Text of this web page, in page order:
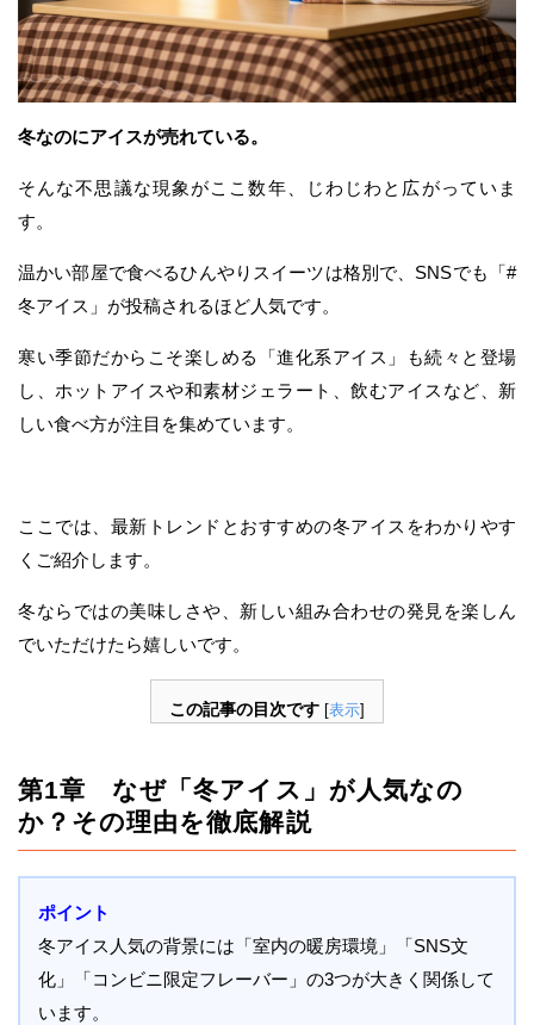
冬なのにアイスが売れている。
そんな不思議な現象がここ数年、じわじわと広がっていま
す。
温かい部屋で食べるひんやりスイーツは格別で、SNSでも「#
冬アイス」が投稿されるほど人気です。
寒い季節だからこそ楽しめる「進化系アイス」も続々と登場
し、ホットアイスや和素材ジェラート、飲むアイスなど、新
しい食べ方が注目を集めています。
ここでは、最新トレンドとおすすめの冬アイスをわかりやす
くご紹介します。
冬ならではの美味しさや、新しい組み合わせの発見を楽しん
でいただけたら嬉しいです。
この記事の目次です [表示]
第1章 なぜ「冬アイス」が人気なの
か？その理由を徹底解説
ポイント
冬アイス人気の背景には「室内の暖房環境」「SNS文
化」「コンビニ限定フレーバー」の3つが大きく関係して
います。